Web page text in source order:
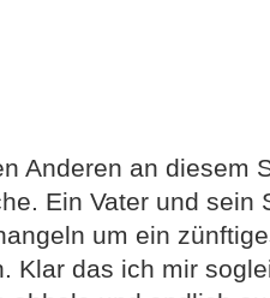
um ein
Klar das ich mir
abhole und endlich
Einstiegsfrage „Und,